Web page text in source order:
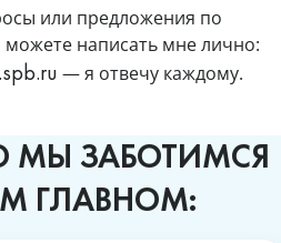
или предложения по
написать мне лично:
— я отвечу каждому.
МЫ ЗАБОТИМСЯ
ГЛАВНОМ: